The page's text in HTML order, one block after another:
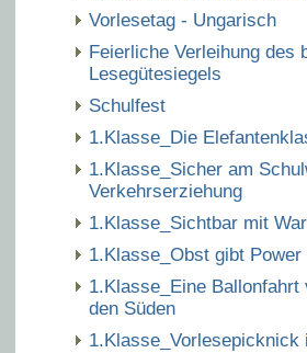
Vorlesetag - Ungarisch
Feierliche Verleihung des
Lesegütesiegels
Schulfest
1.Klasse_Die
1.Klasse_Sicher am
Verkehrserziehung
1.Klasse_Sichtbar mit
1.Klasse_Obst gibt Power
1.Klasse_Eine Ballonfahrt
den Süden
1.Klasse_Vorlesepicknick